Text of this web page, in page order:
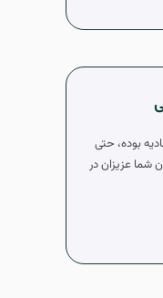
بوده، حتی
شما عزیزان در